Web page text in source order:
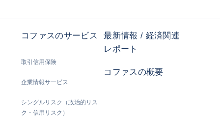
コファスのサービス
取引信用保険
企業情報サービス
シングルリスク（政治的リス
ク・信用リスク）
最新情報 / 経済関連
レポート
コファスの概要